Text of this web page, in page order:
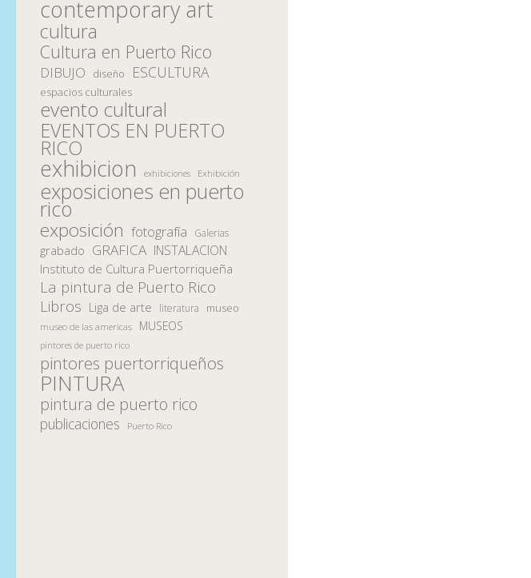
contemporary art
cultura
Cultura en Puerto Rico
DIBUJO diseño ESCULTURA
espacios culturales
evento cultural
EVENTOS EN PUERTO
RICO
exhibicion exhibiciones Exhibición
exposiciones en puerto
rico
exposición fotografía Galerias
grabado GRAFICA INSTALACION
Instituto de Cultura Puertorriqueña
La pintura de Puerto Rico
Libros Liga de arte literatura museo
museo de las americas MUSEOS
pintores de puerto rico
pintores puertorriqueños
PINTURA
pintura de puerto rico
publicaciones Puerto Rico